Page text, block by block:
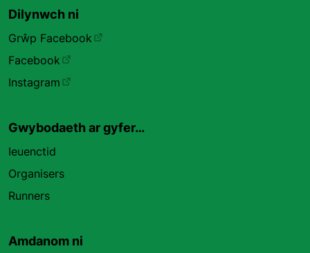
Dilynwch ni
Grŵp Facebook
Facebook
Instagram
Gwybodaeth ar gyfer…
Ieuenctid
Organisers
Runners
Amdanom ni